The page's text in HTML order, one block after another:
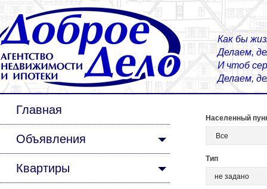
Как бы
Делаем,
И чтоб
Делаем,
Главная
Объявления
Квартиры
Населенный
Тип